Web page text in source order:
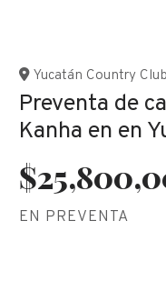
Preventa de
Kanha en en
Yucatán Country Club
EN PREVENTA